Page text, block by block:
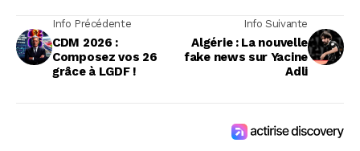
Info Précédente
CDM 2026 :
Composez vos 26
grâce à LGDF !
Info Suivante
Algérie : La nouvelle
fake news sur Yacine
Adli